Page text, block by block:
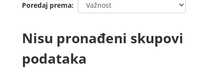
Poredaj prema
Nisu pronađeni skupovi
podataka